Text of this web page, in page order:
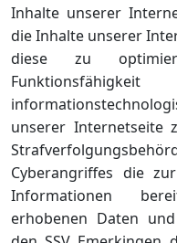
Inhalte unserer
die Inhalte unserer
diese zu
unserer Internetseite
Cyberangriffes die
Informationen
erhobenen Daten